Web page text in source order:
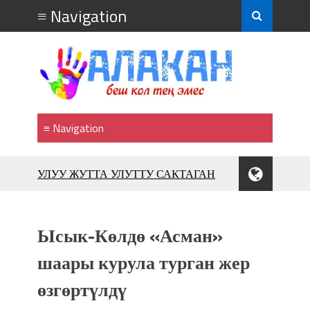
ЖУСУП АБДРАХМАНОВ
фонтанов в Royal Central Park
Аида САЛЯНОВА: "Кыргыз шахмат
союзунун президенти болуп
жоопкерчилик!"
Ысык-Көлдө «Асман»
шаары курула турган жер
өзгөртүлдү